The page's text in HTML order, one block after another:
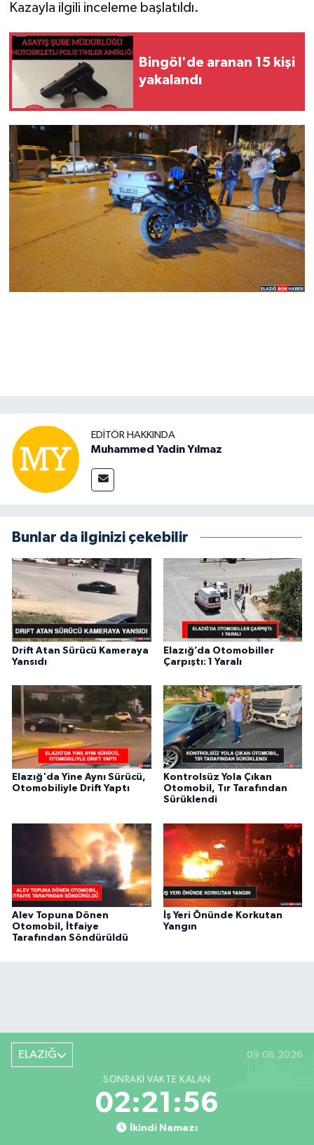
Kazayla ilgili inceleme başlatıldı.
Bingöl'de aranan 15 kişi
yakalandı
EDITÖR HAKKINDA
Muhammed Yadin Yılmaz
Bunlar da ilginizi çekebilir
Drift Atan Sürücü Kameraya
Yansıdı
Elazığ’da Otomobiller
Çarpıştı: 1 Yaralı
Elazığ'da Yine Aynı Sürücü,
Otomobiliyle Drift Yaptı
Kontrolsüz Yola Çıkan
Otomobil, Tır Tarafından
Sürüklendi
Alev Topuna Dönen
Otomobil, İtfaiye
Tarafından Söndürüldü
İş Yeri Önünde Korkutan
Yangın
ELAZIĞ 09.08.2026
SONRAKI VAKTE KALAN
02:21:55
İkindi Namazı